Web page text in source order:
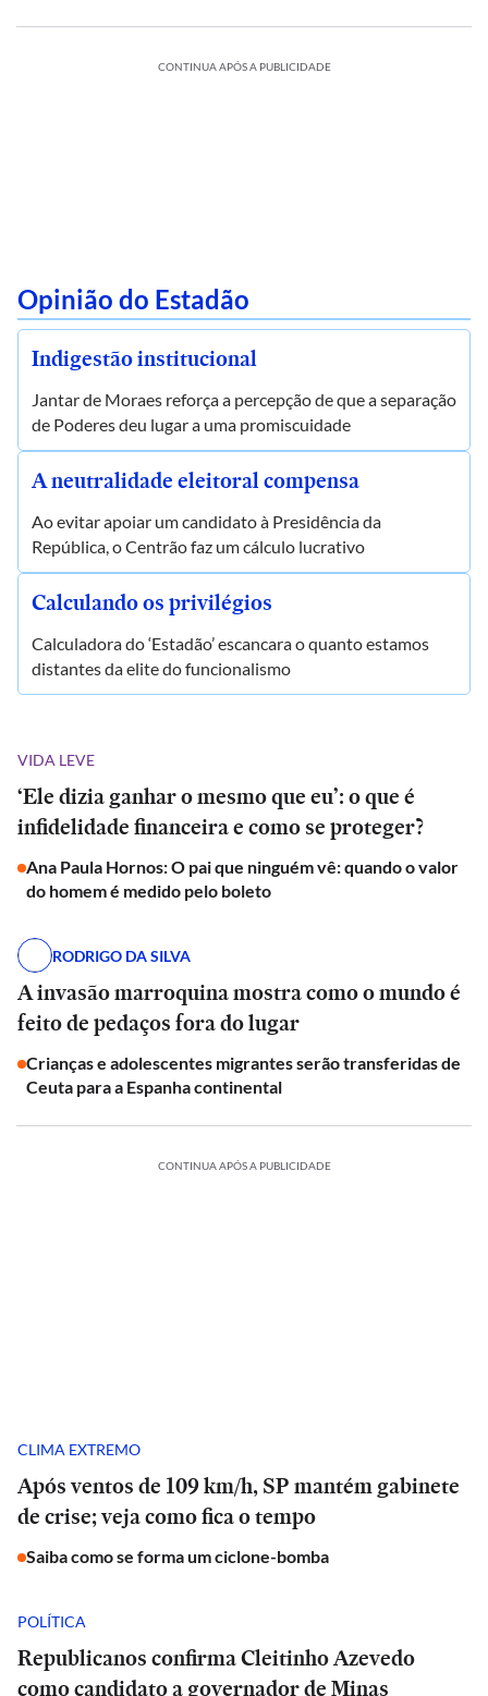
CONTINUA APÓS A PUBLICIDADE
Opinião do Estadão
Indigestão institucional
Jantar de Moraes reforça a percepção de que a separação
de Poderes deu lugar a uma promiscuidade
A neutralidade eleitoral compensa
Ao evitar apoiar um candidato à Presidência da
República, o Centrão faz um cálculo lucrativo
Calculando os privilégios
Calculadora do ‘Estadão’ escancara o quanto estamos
distantes da elite do funcionalismo
VIDA LEVE
‘Ele dizia ganhar o mesmo que eu’: o que é
infidelidade financeira e como se proteger?
Ana Paula Hornos: O pai que ninguém vê: quando o valor
do homem é medido pelo boleto
RODRIGO DA SILVA
A invasão marroquina mostra como o mundo é
feito de pedaços fora do lugar
Crianças e adolescentes migrantes serão transferidas de
Ceuta para a Espanha continental
CONTINUA APÓS A PUBLICIDADE
CLIMA EXTREMO
Após ventos de 109 km/h, SP mantém gabinete
de crise; veja como fica o tempo
Saiba como se forma um ciclone-bomba
POLÍTICA
Republicanos confirma Cleitinho Azevedo
como candidato a governador de Minas